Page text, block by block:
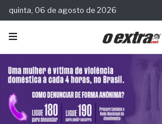
quinta, 06 de agosto de 2026